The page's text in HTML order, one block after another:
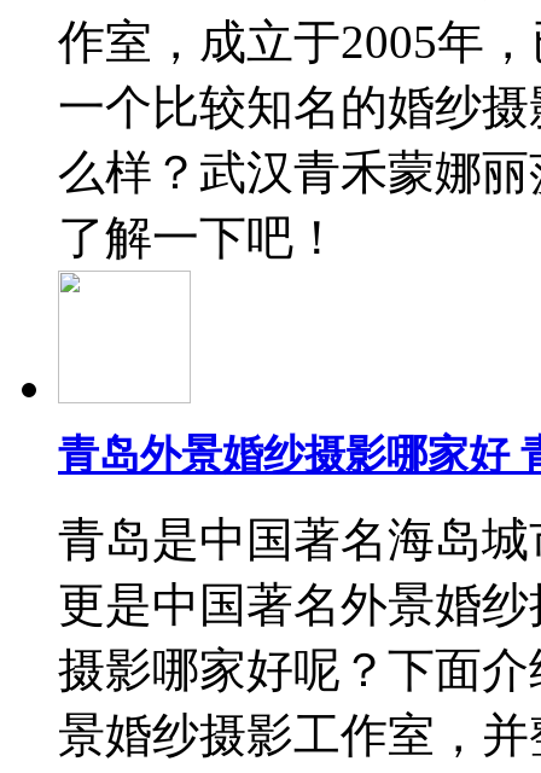
作室，成立于2005年
一个比较知名的婚纱
么样？武汉青禾蒙娜
了解一下吧！
青岛外景婚纱摄影哪家好
青岛是中国著名海岛
更是中国著名外景婚
摄影哪家好呢？下面
景婚纱摄影工作室，